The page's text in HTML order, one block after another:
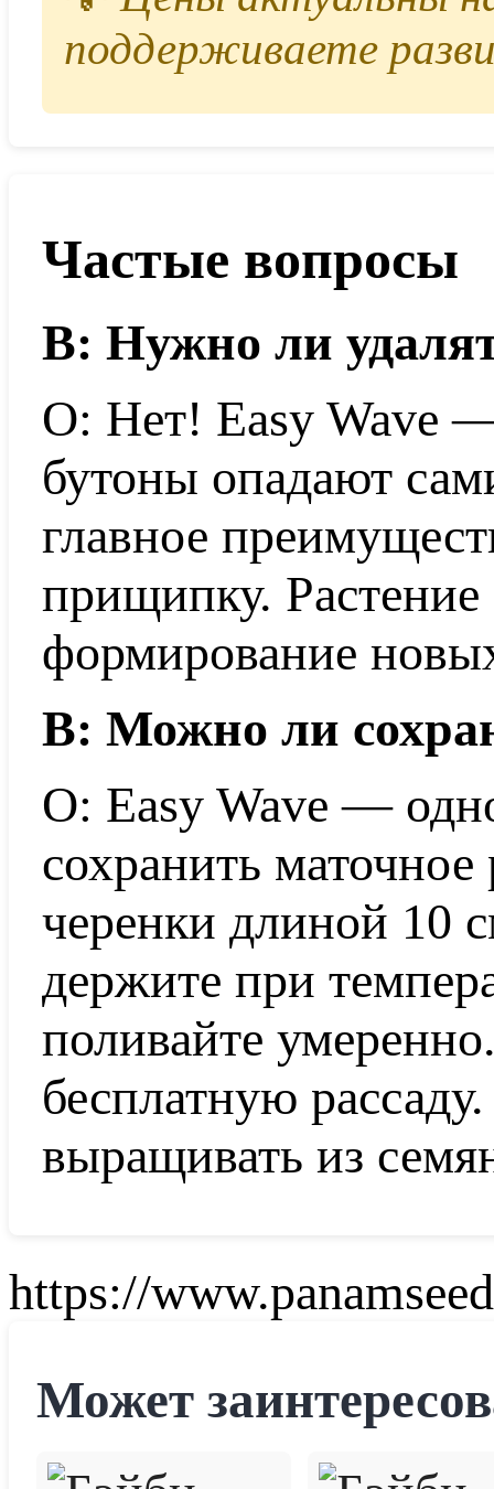
поддерживаете
Частые вопросы
В: Нужно ли
О: Нет! Easy Wave
бутоны опадают
главное
прищипку. Растение
формирование
В: Можно ли
О: Easy Wave —
сохранить маточное
черенки длиной 10
держите при
поливайте
бесплатную
выращивать из
https://
Может